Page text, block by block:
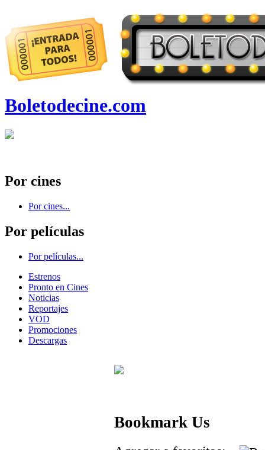
Boletodecine.com
Por cines
Por cines...
Por películas
Por películas...
Estrenos
Pronto en Cines
Noticias
Reportajes
VOD
Promociones
Descargas
Bookmark Us